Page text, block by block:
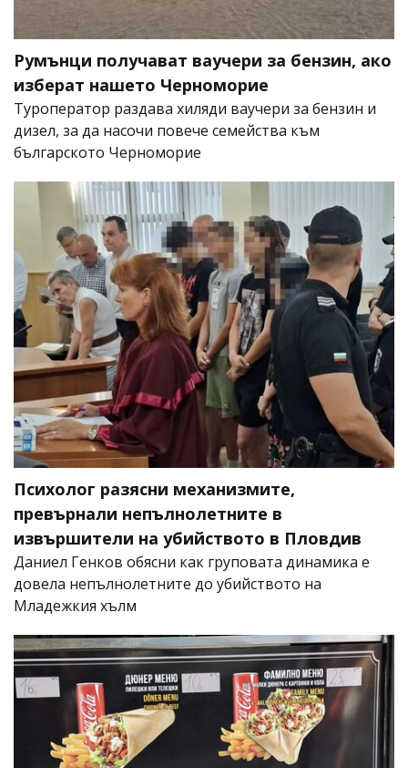
Румънци получават ваучери за бензин, ако
изберат нашето Черноморие
Туроператор раздава хиляди ваучери за бензин и
дизел, за да насочи повече семейства към
българското Черноморие
Психолог разясни механизмите,
превърнали непълнолетните в
извършители на убийството в Пловдив
Даниел Генков обясни как груповата динамика е
довела непълнолетните до убийството на
Младежкия хълм